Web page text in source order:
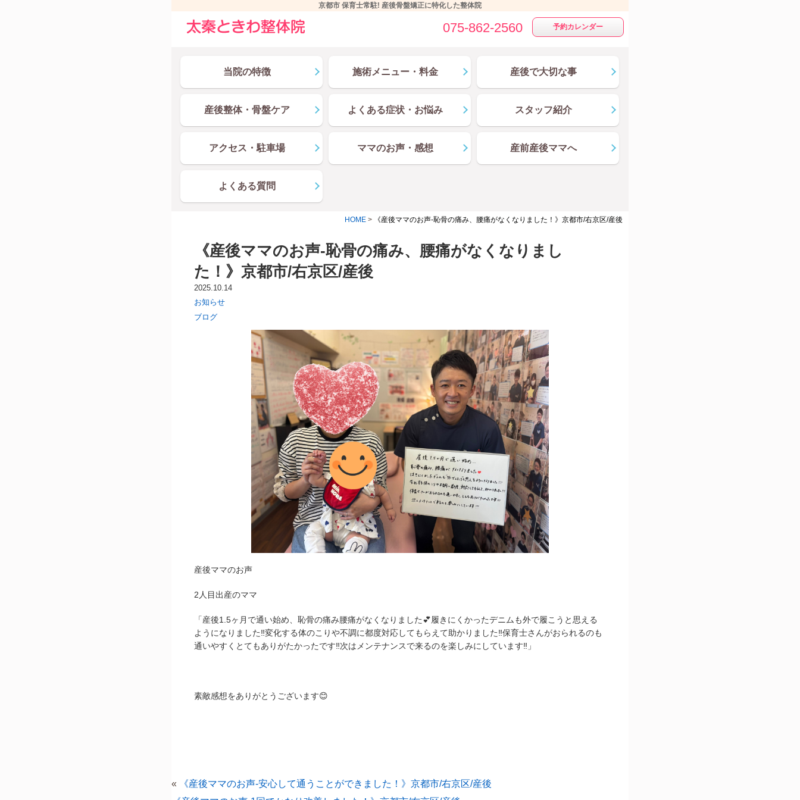
京都市 保育士常駐! 産後骨盤矯正に特化した整体院
075-862-2560 予約カレンダー
当院の特徴 施術メニュー・料金 産後で大切な事
産後整体・骨盤ケア よくある症状・お悩み スタッフ紹介
アクセス・駐車場 ママのお声・感想 産前産後ママへ
よくある質問
HOME > 《産後ママのお声-恥骨の痛み、腰痛がなくなりました！》京都市/右京区/産後
《産後ママのお声-恥骨の痛み、腰痛がなくなりまし
た！》京都市/右京区/産後
2025.10.14
お知らせ
ブログ
産後ママのお声
2人目出産のママ
「産後1.5ヶ月で通い始め、恥骨の痛み腰痛がなくなりました💕履きにくかったデニムも外で履こうと思える
ようになりました‼︎変化する体のこりや不調に都度対応してもらえて助かりました‼︎保育士さんがおられるのも
通いやすくとてもありがたかったです‼︎次はメンテナンスで来るのを楽しみにしています‼︎」
素敵感想をありがとうございます😊
«
《産後ママのお声-安心して通うことができました！》京都市/右京区/産後